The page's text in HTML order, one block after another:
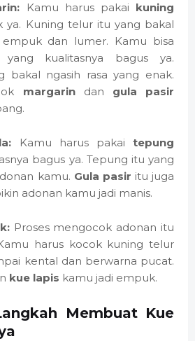
Kamu harus pakai kuning
ya. Kuning telur itu yang bakal
empuk dan lumer. Kamu bisa
kualitasnya bagus ya.
bakal ngasih rasa yang enak.
margarindan gula pasir
Kamu harus pakaitepung
bagus ya. Tepung itu yang
kamu. Gula pasir itu juga
adonan kamu jadi manis.
Proses mengocok adonan itu
harus kocok kuning telur
kental dan berwarna pucat.
kue lapis kamu jadi empuk.
Membuat Kue